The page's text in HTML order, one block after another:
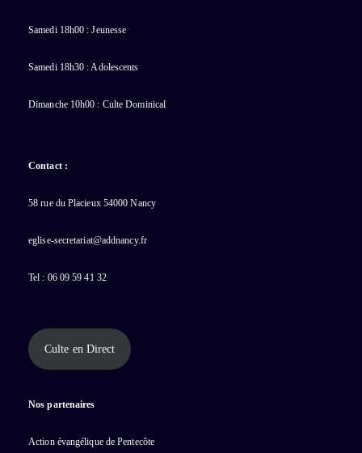
Samedi 18h00 : Jeunesse
Samedi 18h30 : Adolescents
Dimanche 10h00 : Culte Dominical
Contact :
58 rue du Placieux 54000 Nancy
eglise-secretariat@addnancy.fr
Tel : 06 09 59 41 32
Culte en Direct
Nos partenaires
Action évangélique de Pentecôte